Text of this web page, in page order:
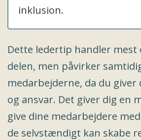
inklusion.
Dette ledertip handler
delen, men påvirker
medarbejderne, da du
og ansvar. Det giver dig en
give dine medarbejdere
de selvstændigt kan skabe